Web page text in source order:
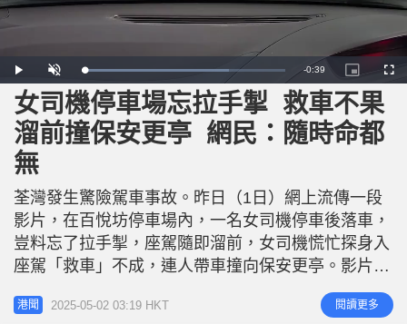
P
l
a
y
U
n
m
u
t
e
L
o
a
d
e
d
:
7
2
R
e
m
n
i
n
-0:39
P
i
c
t
u
e
-
t
r
e
F
u
女司機停車場忘拉手掣 救車不果
溜前撞保安更亭 網民：隨時命都
無
荃灣發生驚險駕車事故。昨日（1日）網上流傳一段
影片，在百悅坊停車場內，一名女司機停車後落車，
豈料忘了拉手掣，座駕隨即溜前，女司機慌忙探身入
座駕「救車」不成，連人帶車撞向保安更亭。影片未
有交代女司機有否受傷，但網民看後紛紛為女司機捏
一把汗。 該段車Cam影片僅約24秒長， 可見停車場
港聞 2025-05-02 03:19 HKT 閱讀更多